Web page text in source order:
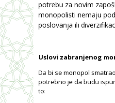
potrebu za novim
monopolisti nemaju
poslovanja ili
Uslovi zabranjenog
Da bi se monopol
potrebno je da budu
to: